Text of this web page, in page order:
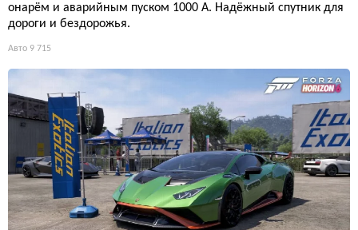
онарём и аварийным пуском 1000 А. Надёжный спутник для
дороги и бездорожья.
Авто 9 715